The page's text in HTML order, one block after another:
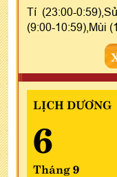
Tí (23:00-
(9:00-10:59),Mùi
LỊCH DƯƠNG
6
Tháng 9